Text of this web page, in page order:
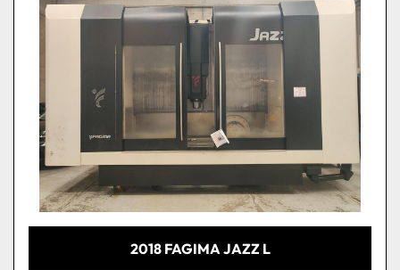
2018 FAGIMA JAZZ L